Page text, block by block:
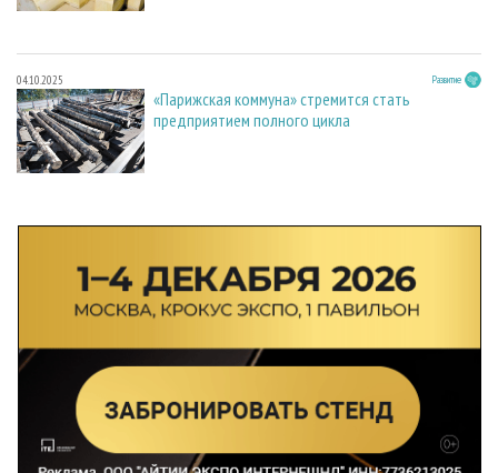
04.10.2025 Развитие
«Парижская коммуна» стремится стать
предприятием полного цикла